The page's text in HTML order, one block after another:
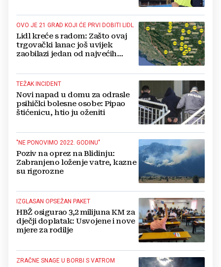
OVO JE 21 GRAD KOJI ĆE PRVI DOBITI LIDL
Lidl kreće s radom: Zašto ovaj
trgovački lanac još uvijek
zaobilazi jedan od najvećih
TEŽAK INCIDENT
Novi napad u domu za odrasle
psihički bolesne osobe: Pipao
štićenicu, htio ju oženiti
"NE PONOVIMO 2022. GODINU"
Poziv na oprez na Blidinju:
Zabranjeno loženje vatre, kazne
su rigorozne
IZGLASAN OPSEŽAN PAKET
HBŽ osigurao 3,2 milijuna KM za
dječji doplatak: Usvojene i nove
mjere za rodilje
ZRAČNE SNAGE U BORBI S VATROM